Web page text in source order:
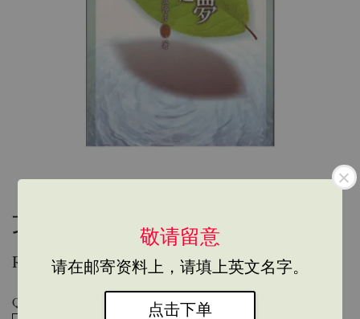
敬请留意
请在邮寄资料上，请填上英文名字。
点击下单
文集160-葉子湖之夢
RM 45.00
Quantity